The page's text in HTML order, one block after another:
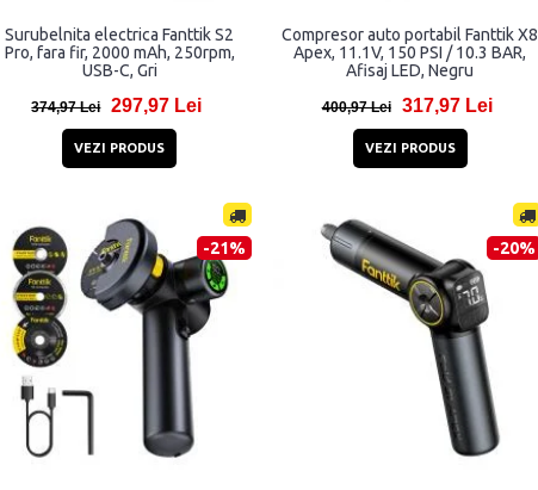
Surubelnita electrica Fanttik S2
Pro, fara fir, 2000 mAh, 250rpm,
USB-C, Gri
374,97 Lei 297,97 Lei
VEZI PRODUS
Compresor auto portabil Fanttik X8
Apex, 11.1V, 150 PSI / 10.3 BAR,
Afisaj LED, Negru
400,97 Lei 317,97 Lei
VEZI PRODUS
-21% -20%